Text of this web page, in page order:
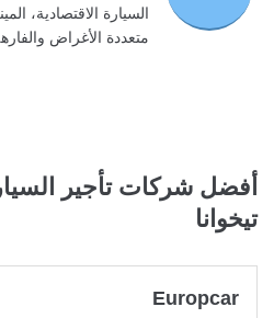
السيارة الاقتصادية،
متعددة الأغراض
أفضل شركات تأجير
تيخوانا
Europcar